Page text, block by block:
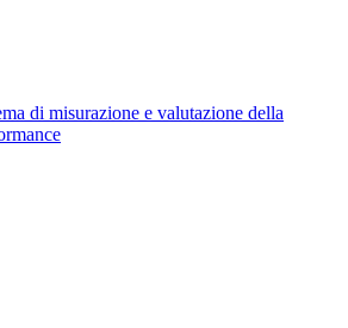
di misurazione e valutazione della